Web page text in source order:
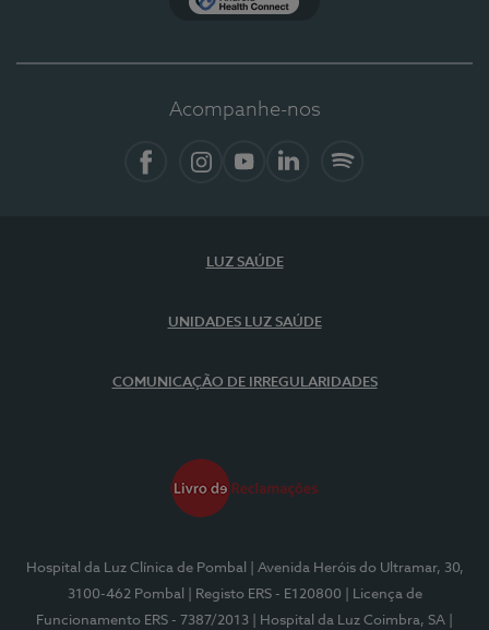
Acompanhe-nos
LUZ SAÚDE
UNIDADES LUZ SAÚDE
COMUNICAÇÃO DE IRREGULARIDADES
Hospital da Luz Clínica de Pombal
| Avenida Heróis do Ultramar, 30,
3100-462 Pombal
| Registo ERS - E120800
| Licença de
Funcionamento ERS - 7387/2013
| Hospital da Luz Coimbra, SA